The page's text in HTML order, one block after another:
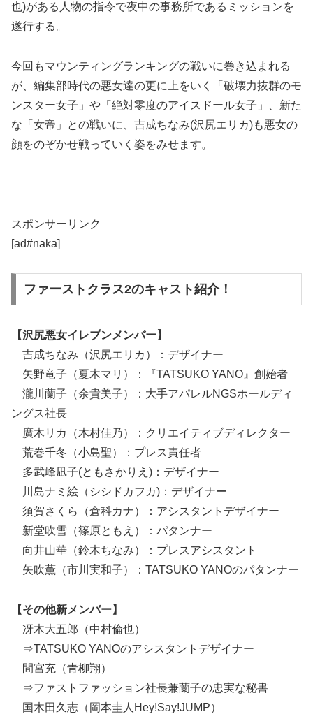
也)がある人物の指令で夜中の事務所であるミッションを
遂行する。
今回もマウンティングランキングの戦いに巻き込まれる
が、編集部時代の悪女達の更に上をいく「破壊力抜群のモ
ンスター女子」や「絶対零度のアイスドール女子」、新た
な「女帝」との戦いに、吉成ちなみ(沢尻エリカ)も悪女の
顔をのぞかせ戦っていく姿をみせます。
スポンサーリンク
[ad#naka]
ファーストクラス2のキャスト紹介！
【沢尻悪女イレブンメンバー】
吉成ちなみ（沢尻エリカ）：デザイナー
矢野竜子（夏木マリ）：『TATSUKO YANO』創始者
瀧川蘭子（余貴美子）：大手アパレルNGSホールディ
ングス社長
廣木リカ（木村佳乃）：クリエイティブディレクター
荒巻千冬（小島聖）：プレス責任者
多武峰凪子(ともさかりえ)：デザイナー
川島ナミ絵（シシドカフカ)：デザイナー
須賀さくら（倉科カナ）：アシスタントデザイナー
新堂吹雪（篠原ともえ）：パタンナー
向井山華（鈴木ちなみ）：プレスアシスタント
矢吹薫（市川実和子）：TATSUKO YANOのパタンナー
【その他新メンバー】
冴木大五郎（中村倫也）
⇒TATSUKO YANOのアシスタントデザイナー
間宮充（青柳翔）
⇒ファストファッション社長兼蘭子の忠実な秘書
国木田久志（岡本圭人Hey!Say!JUMP）